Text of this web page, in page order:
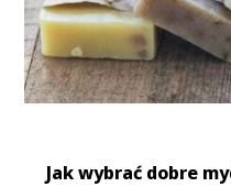
Jak wybrać dobre